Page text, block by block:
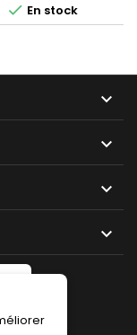
 En stock



